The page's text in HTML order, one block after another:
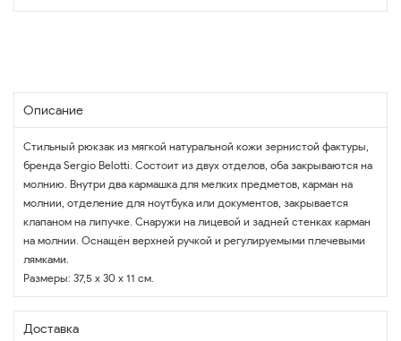
Описание
Стильный рюкзак из мягкой натуральной кожи зернистой фактуры,
бренда Sergio Belotti. Состоит из двух отделов, оба закрываются на
молнию. Внутри два кармашка для мелких предметов, карман на
молнии, отделение для ноутбука или документов, закрывается
клапаном на липучке. Снаружи на лицевой и задней стенках карман
на молнии. Оснащён верхней ручкой и регулируемыми плечевыми
лямками.
Размеры: 37,5 х 30 х 11 см.
Доставка